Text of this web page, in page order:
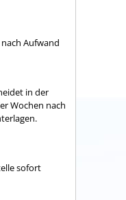
nach Aufwand
in der
Wochen nach
sofort